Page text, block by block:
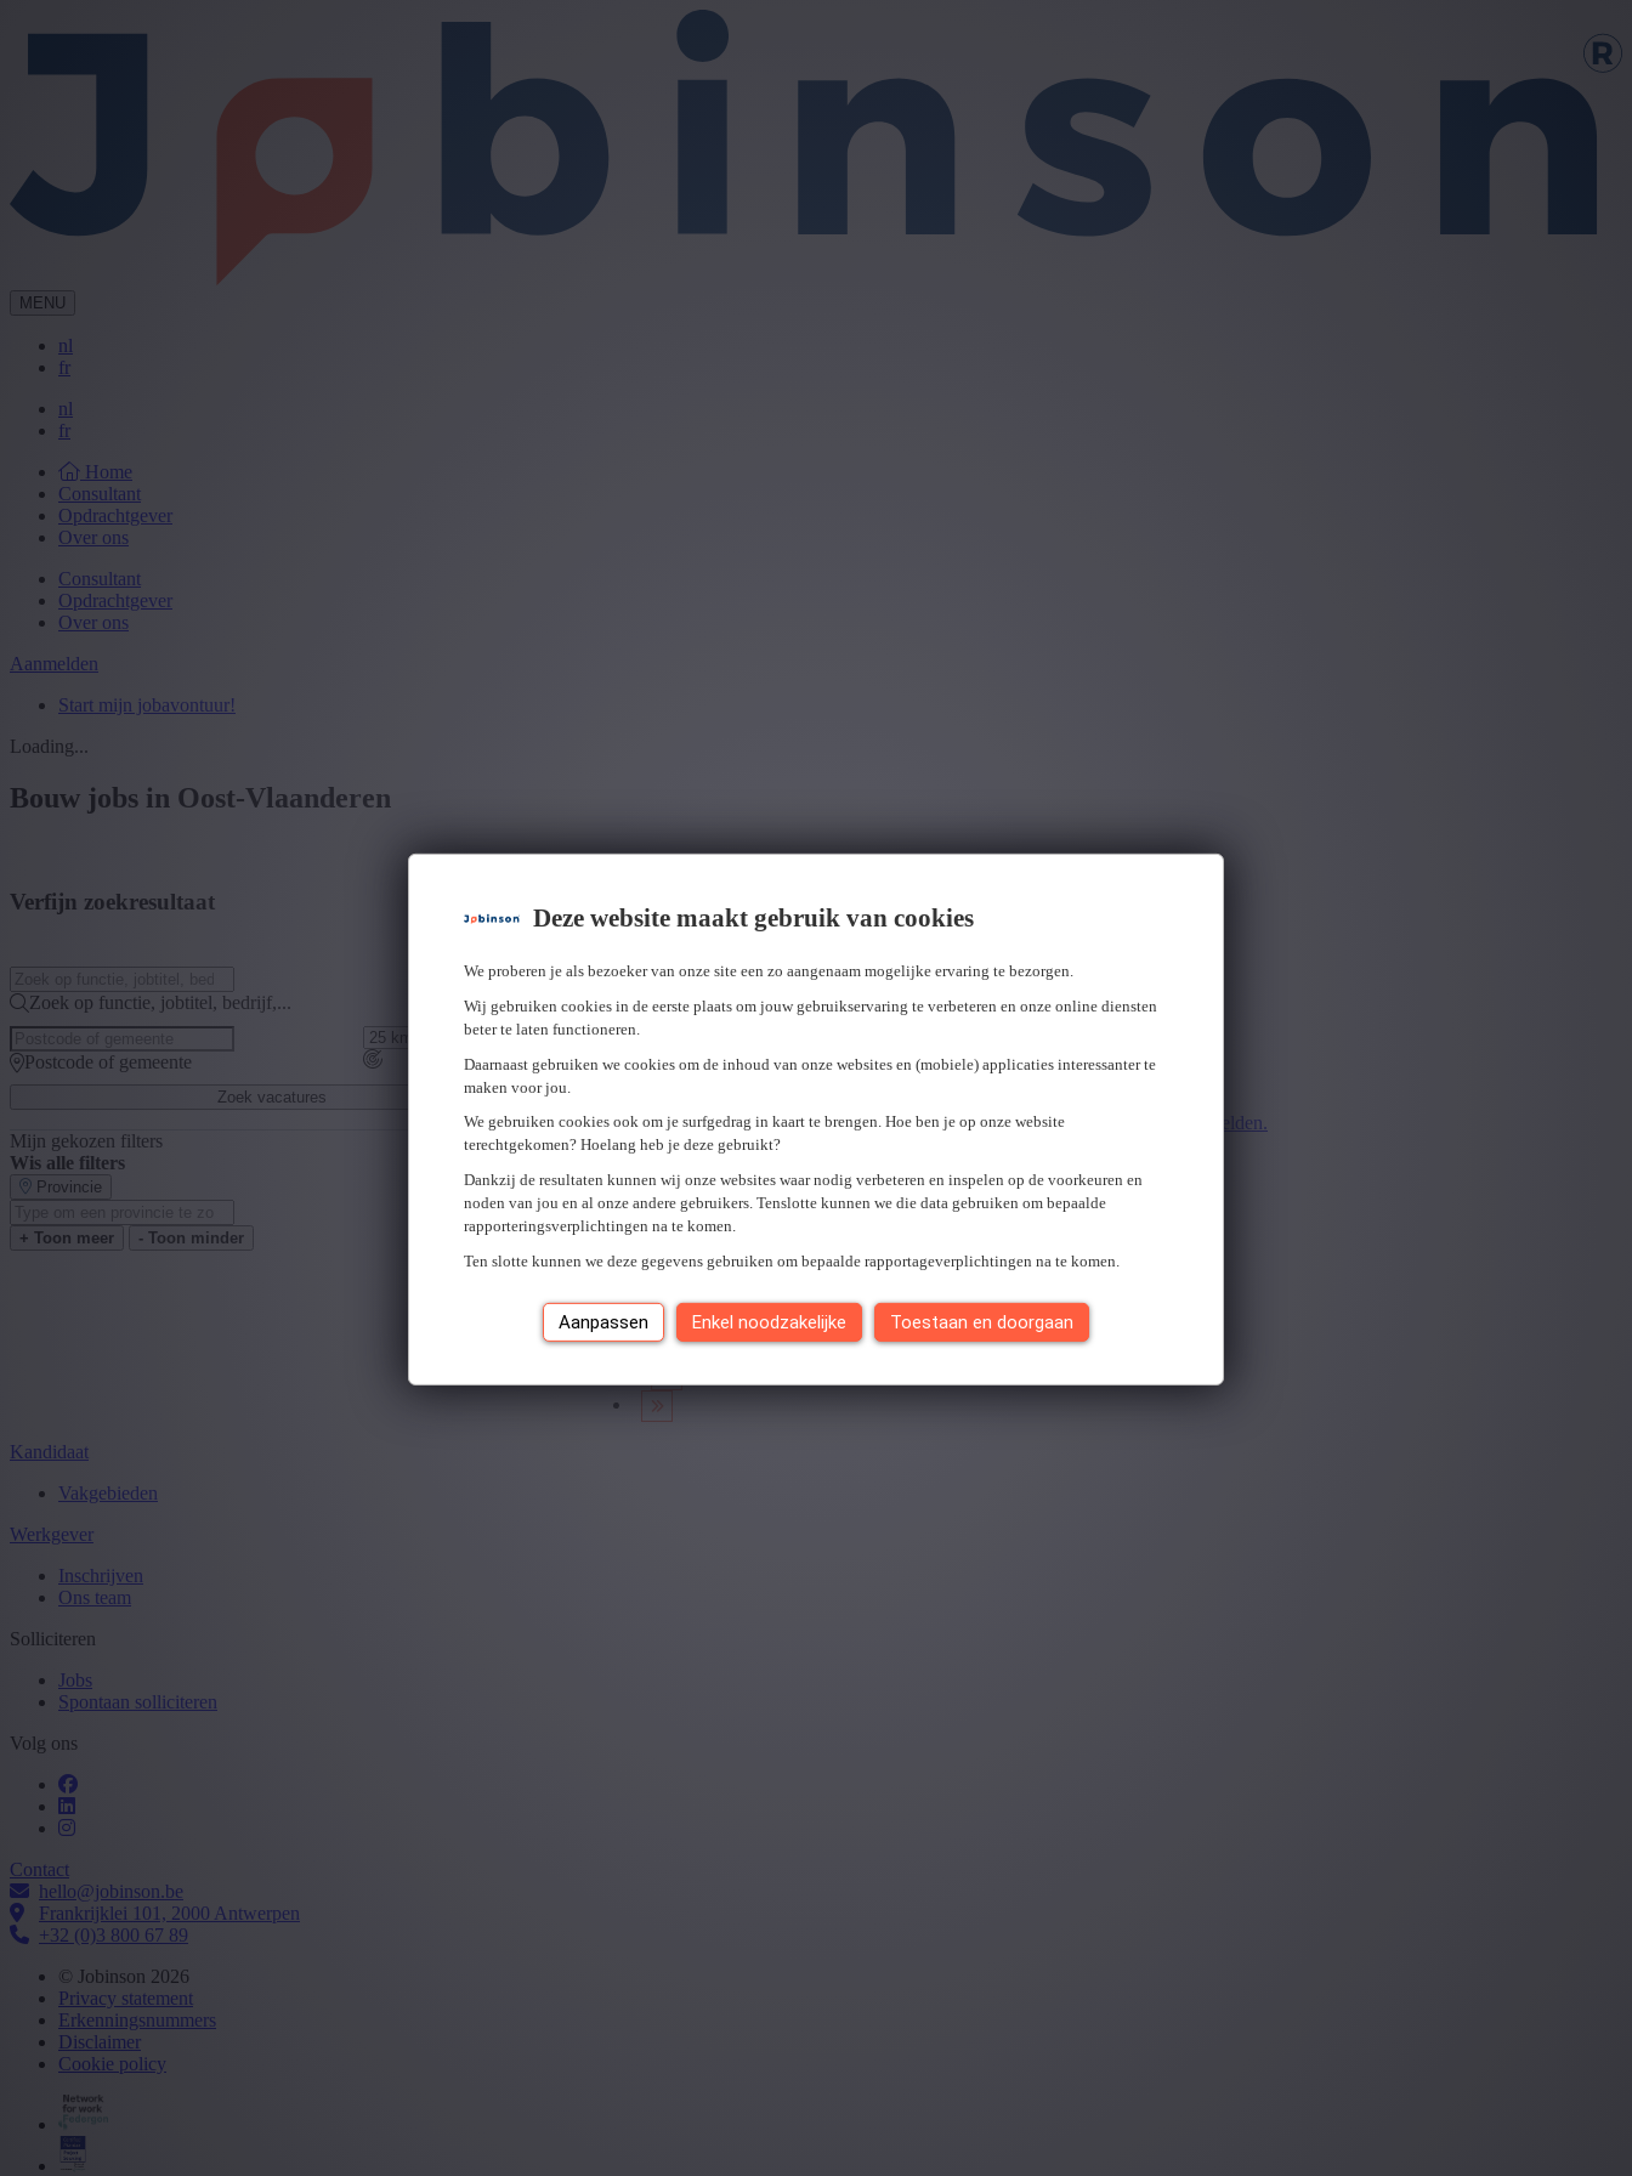
Deze website maakt gebruik van cookies
We proberen je als bezoeker van onze site een zo aangenaam mogelijke ervaring te bezorgen.
Wij gebruiken cookies in de eerste plaats om jouw gebruikservaring te verbeteren en onze online diensten
beter te laten functioneren.
Daarnaast gebruiken we cookies om de inhoud van onze websites en (mobiele) applicaties interessanter te
maken voor jou.
We gebruiken cookies ook om je surfgedrag in kaart te brengen. Hoe ben je op onze website
terechtgekomen? Hoelang heb je deze gebruikt?
Dankzij de resultaten kunnen wij onze websites waar nodig verbeteren en inspelen op de voorkeuren en
noden van jou en al onze andere gebruikers. Tenslotte kunnen we die data gebruiken om bepaalde
rapporteringsverplichtingen na te komen.
Ten slotte kunnen we deze gegevens gebruiken om bepaalde rapportageverplichtingen na te komen.
Aanpassen Enkel noodzakelijke Toestaan en doorgaan
MENU
nl
fr
nl
fr
Home
Consultant
Opdrachtgever
Over ons
Consultant
Opdrachtgever
Over ons
Aanmelden
Start mijn jobavontuur!
Loading...
Bouw jobs in Oost-Vlaanderen
Verfijn zoekresultaat
Zoek op functie, jobtitel, bedrijf,...
Postcode of gemeente
Zoek vacatures
Mijn gekozen filters
Wis alle filters
Provincie
+ Toon meer - Toon minder
Wij hebben jobs voor jou gevonden.
U hebt geen toegang tot deze pagina of bent niet langer aangemeld.
Opnieuw aanmelden.
Er is een fout opgetreden. Gelieve later opnieuw te proberen.
Je hebt van0 jobs gezien.
Kandidaat
Vakgebieden
Werkgever
Inschrijven
Ons team
Solliciteren
Jobs
Spontaan solliciteren
Volg ons
Contact
hello@jobinson.be
Frankrijklei 101, 2000 Antwerpen
+32 (0)3 800 67 89
© Jobinson 2026
Privacy statement
Erkenningsnummers
Disclaimer
Cookie policy